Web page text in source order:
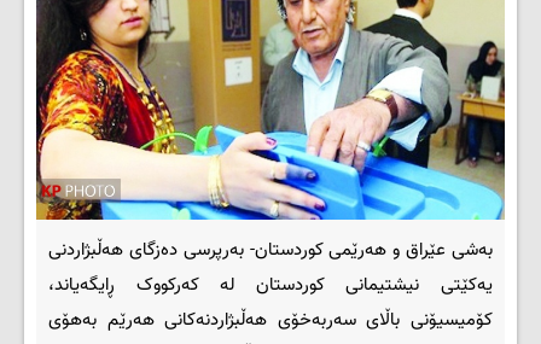
بەشی عێراق و هەرێمی کوردستان- به‌رپرسى دەزگای هەڵبژاردنی
یەکێتى نیشتیمانى کوردستان له‌ که‌رکووک ڕایگه‌یاند،
کۆمیسیۆنى باڵاى سه‌ربه‌خۆى هه‌ڵبژاردنه‌کانى هه‌رێم به‌هۆى